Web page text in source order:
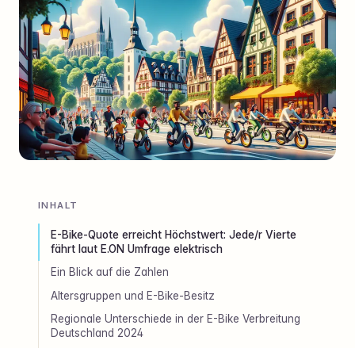
INHALT
E-Bike-Quote erreicht Höchstwert: Jede/r Vierte
fährt laut E.ON Umfrage elektrisch
Ein Blick auf die Zahlen
Altersgruppen und E-Bike-Besitz
Regionale Unterschiede in der E-Bike Verbreitung
Deutschland 2024